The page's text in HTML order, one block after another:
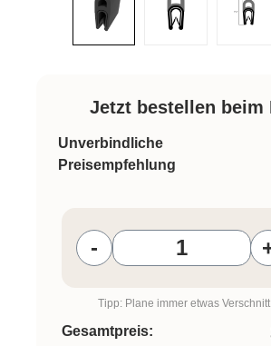
Jetzt bestellen beim
Unverbindliche
Preisempfehlung
-
Tipp: Plane immer etwas
Gesamtpreis: